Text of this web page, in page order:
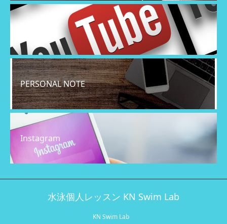
PERSONAL NOTE
Instagram
水泳個人レッスン KN Swim Lab
KN Swim Lab